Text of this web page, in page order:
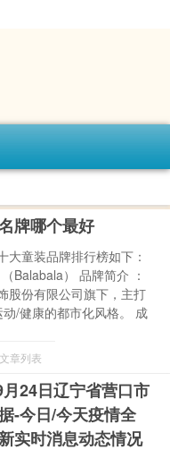
牌哪个最好
大童装品牌排行榜如下：
Balabala） 品牌简介 ：
股份有限公司旗下，主打
/健康的都市化风格。 成
文章列表
24日辽宁省营口市
-今日/今天疫情全
实时消息动态情况